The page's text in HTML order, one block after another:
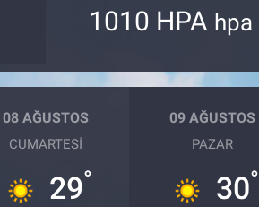
1010 HPA hpa
08 AĞUSTOS
CUMARTESI
29°
09 AĞUSTOS
PAZAR
30°